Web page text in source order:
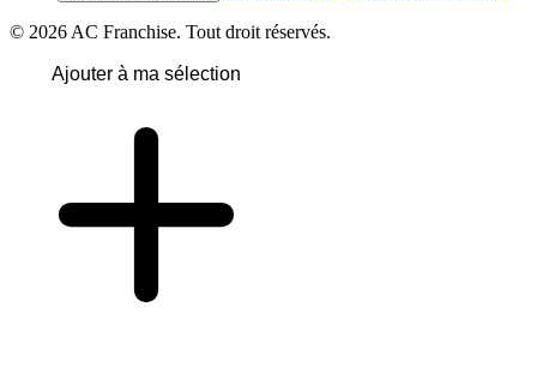
© 2026 AC Franchise. Tout droit réservés.
Ajouter à ma sélection